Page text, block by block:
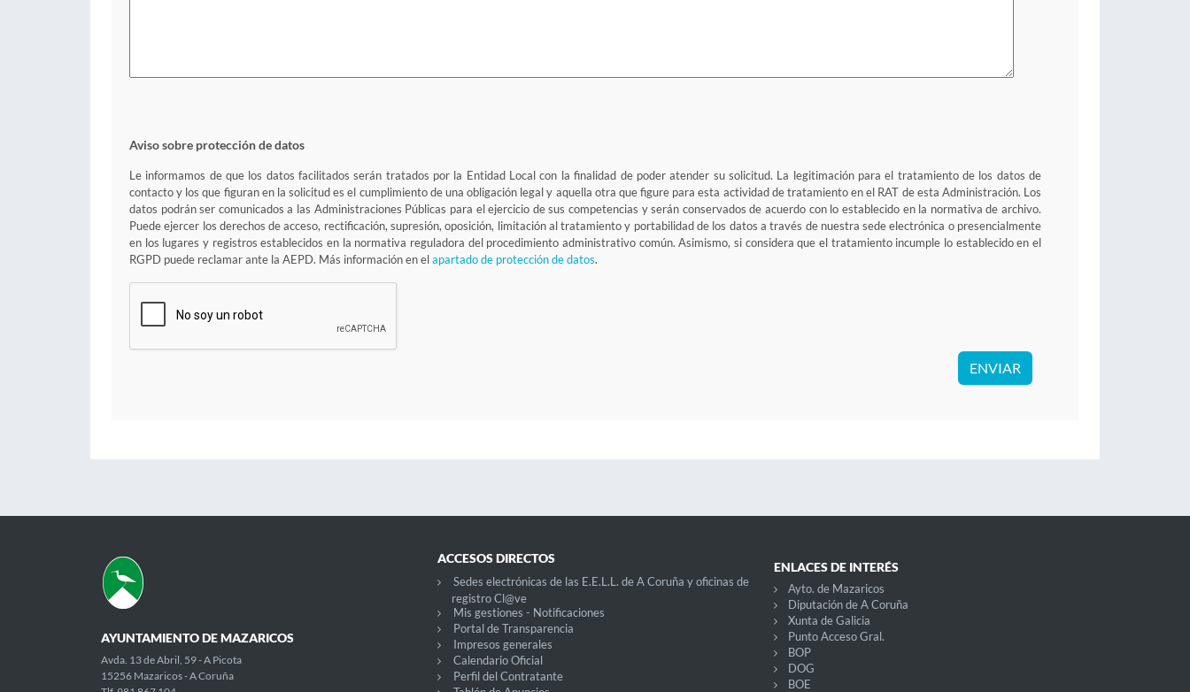
Aviso sobre protección de datos
Le informamos de que los datos facilitados serán tratados por la Entidad Local con la finalidad de poder atender su solicitud. La legitimación para el tratamiento de los datos de
contacto y los que figuran en la solicitud es el cumplimiento de una obligación legal y aquella otra que figure para esta actividad de tratamiento en el RAT de esta Administración. Los
datos podrán ser comunicados a las Administraciones Públicas para el ejercicio de sus competencias y serán conservados de acuerdo con lo establecido en la normativa de archivo.
Puede ejercer los derechos de acceso, rectificación, supresión, oposición, limitación al tratamiento y portabilidad de los datos a través de nuestra sede electrónica o presencialmente
en los lugares y registros establecidos en la normativa reguladora del procedimiento administrativo común. Asimismo, si considera que el tratamiento incumple lo establecido en el
RGPD puede reclamar ante la AEPD. Más información en elapartado de protección de datos.
ENVIAR
AYUNTAMIENTO DE MAZARICOS
Avda. 13 de Abril, 59 - A Picota
15256 Mazaricos - A Coruña
ACCESOS DIRECTOS
Sedes electrónicas de las E.E.L.L. de A Coruña y oficinas de
registro Cl@ve
Mis gestiones - Notificaciones
Portal de Transparencia
Impresos generales
Calendario Oficial
Perfil del Contratante
ENLACES DE INTERÉS
Ayto. de Mazaricos
Diputación de A Coruña
Xunta de Galicia
Punto Acceso Gral.
BOP
DOG
BOE